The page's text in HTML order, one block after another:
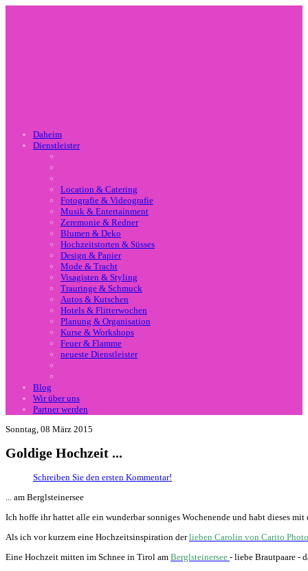
Daheim
Dienstleister
Location & Catering
Fotografie & Videografie
Musik & Entertainment
Zeremonie & Redner
Blumen & Deko
Hochzeitstorten & Süsses
Design & Papier
Mode & Tracht
Visagisten & Styling
Trauringe & Schmuck
Autos & Kutschen
Hotels & Flitterwochen
Planung & Organisation
Kurse & Workshops
Feuer & Flamme
neueste Dienstleister
Blog
Wir über uns
Partner werden
Sonntag, 08 März 2015
Goldige Hochzeit ...
Schreiben Sie den ersten Kommentar!
... am Berglsteinersee
Ich hoffe ihr hattet alle ein wunderbar sonniges Wochenende und habt dieses mit
Als ich vor kurzem eine Hochzeitsinspiration derlieben Carolin von Carito
Eine Hochzeit mitten im Schnee in Tirol am Berglsteinersee - liebe Brautpaare -